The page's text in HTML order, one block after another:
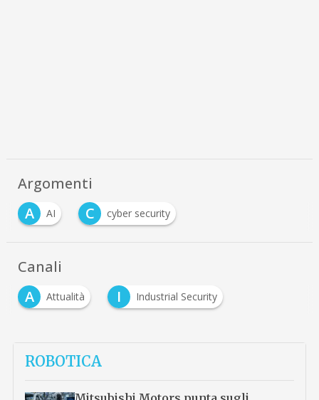
Argomenti
A
AI C cyber security
Canali
A
Attualità I Industrial Security
ROBOTICA